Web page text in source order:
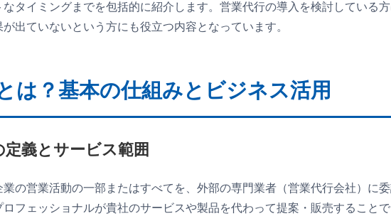
導入のベストなタイミングとは？
質問（FAQ）
タイミングまでを包括的に紹介します。営業代行の導入を検討している
出ていないという方にも役立つ内容となっています。
は？基本の仕組みとビジネス活用
定義とサービス範囲
の営業活動の一部またはすべてを、外部の専門業者（営業代行会社）に
ロフェッショナルが貴社のサービスや製品を代わって提案・販売すること